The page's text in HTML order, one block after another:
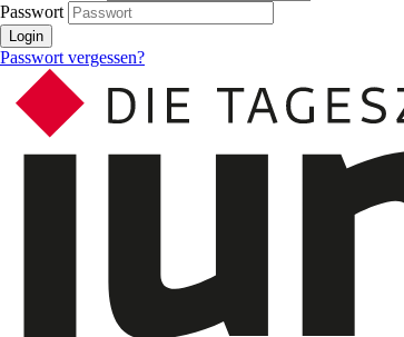
Passwort
Login
Passwort vergessen?